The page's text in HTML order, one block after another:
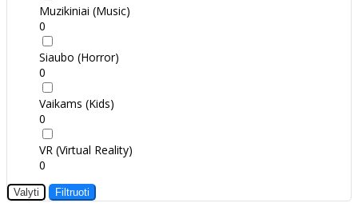
Muzikiniai (Music)
0
Siaubo (Horror)
0
Vaikams (Kids)
0
VR (Virtual Reality)
0
Valyti Filtruoti